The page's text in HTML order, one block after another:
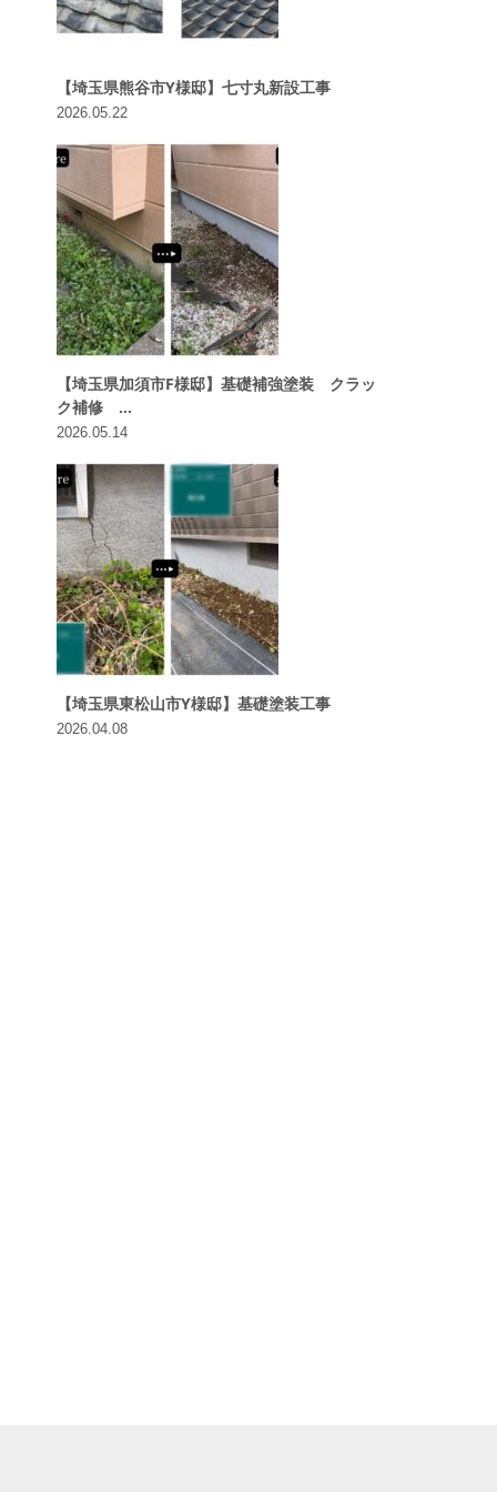
【埼玉県熊谷市Y様邸】七寸丸新設工事
2026.05.22
【埼玉県加須市F様邸】基礎補強塗装 クラッ
ク補修 ...
2026.05.14
【埼玉県東松山市Y様邸】基礎塗装工事
2026.04.08